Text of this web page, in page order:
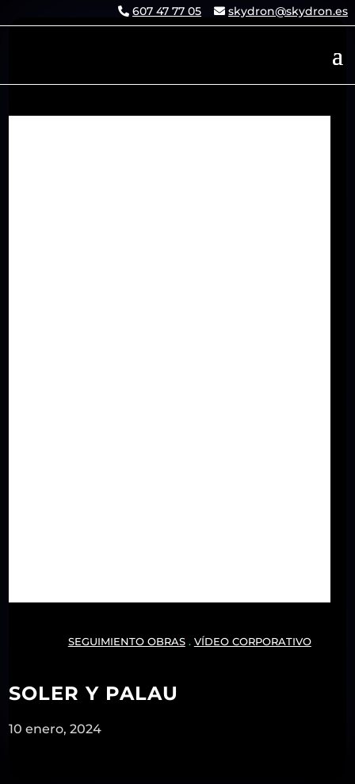
607 47 77 05 skydron@skydron.es
SEGUIMIENTO OBRAS. VÍDEO CORPORATIVO
SOLER Y PALAU
10 enero, 2024